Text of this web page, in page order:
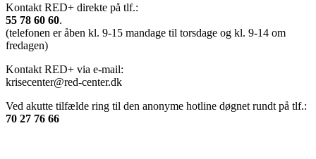
Kontakt RED+ direkte på tlf.:
55 78 60 60.
(telefonen er åben kl. 9-15 mandage til torsdage og kl. 9-14 om
fredagen)
Kontakt RED+ via e-mail:
krisecenter@red-center.dk
Ved akutte tilfælde ring til den anonyme hotline døgnet rundt på tlf.:
70 27 76 66